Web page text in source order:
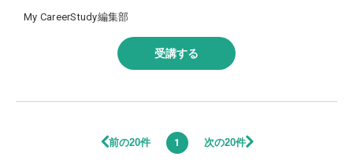
My CareerStudy編集部
受講する
前の20件 1 次の20件